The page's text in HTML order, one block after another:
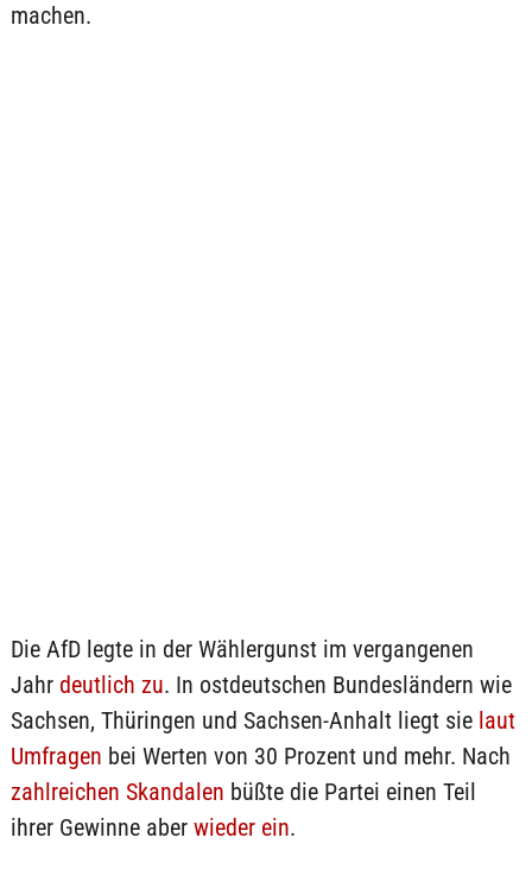
machen.
Die AfD legte in der Wählergunst im vergangenen
Jahr deutlich zu. In ostdeutschen Bundesländern wie
Sachsen, Thüringen und Sachsen-Anhalt liegt sie laut
Umfragen bei Werten von 30 Prozent und mehr. Nach
zahlreichen Skandalen büßte die Partei einen Teil
ihrer Gewinne aber wieder ein.